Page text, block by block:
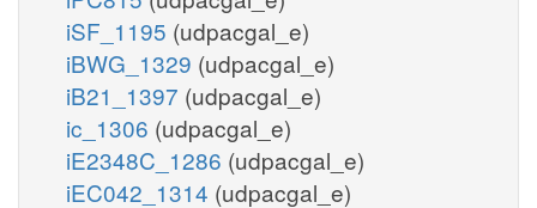
iSF_1195 (udpacgal_e)
iBWG_1329 (udpacgal_e)
iB21_1397 (udpacgal_e)
ic_1306 (udpacgal_e)
iE2348C_1286 (udpacgal_e)
iEC042_1314 (udpacgal_e)